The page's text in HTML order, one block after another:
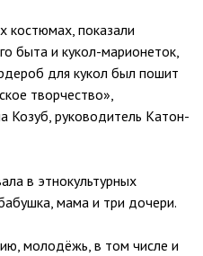
костюмах, показали
быта и кукол-марионеток,
для кукол был пошит
творчество»,
Козуб, руководитель Катон-
в этнокультурных
мама и три дочери.
молодёжь, в том числе и